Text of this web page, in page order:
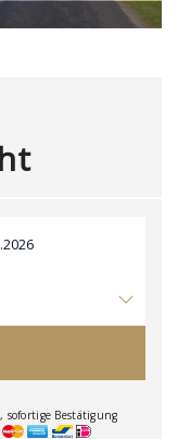
sofortige Bestätigung